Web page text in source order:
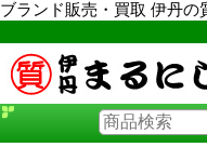
ブランド販売・買取 伊丹の